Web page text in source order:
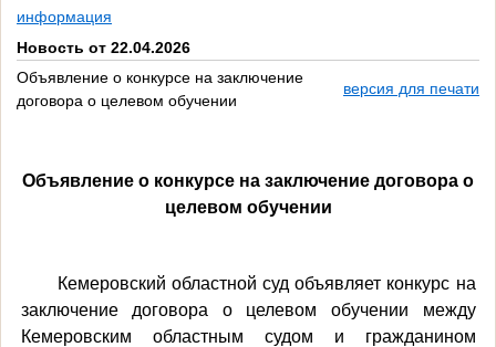
информация
Новость от 22.04.2026
Объявление о конкурсе на заключение
договора о целевом обучении
версия для печати
Объявление о конкурсе на заключение договора о
целевом обучении
Кемеровский областной суд объявляет конкурс на
заключение договора о целевом обучении между
Кемеровским областным судом и гражданином